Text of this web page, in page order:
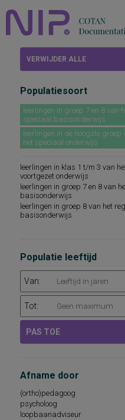
VERWIJDER ALLE
Populatiesoort
leerlingen in groep 7 en 8 van
speciaal basisonderwijs
leerlingen in de hoogste groep
het speciaal onderwijs
leerlingen in klas 1 t/m 3 van
voortgezet onderwijs
leerlingen in groep 7 en 8 van
basisonderwijs
leerlingen in groep 8 van het
basisonderwijs
Populatie leeftijd
Van:
Tot:
PAS TOE
Afname door
(ortho)pedagoog
psycholoog
loopbaanadviseur